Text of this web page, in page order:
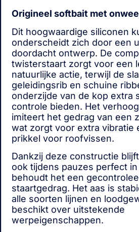
Origineel softbait met
Dit hoogwaardige siliconen
onderscheidt zich door een
doordacht ontwerp. De
twisterstaart zorgt voor een
natuurlijke actie, terwijl de
geleidingsrib en schuine
onderzijde van de kop extra
controle bieden. Het
imiteert het gedrag van een
wat zorgt voor extra vibratie
prikkel voor roofvissen.
Dankzij deze constructie
ook tijdens pauzes perfect
behoudt het een
staartgedrag. Het aas is
alle soorten lijnen en
beschikt over uitstekende
werpeigenschappen.